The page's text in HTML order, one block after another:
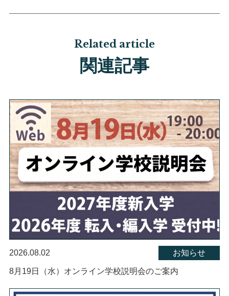
Related article
関連記事
2026.08.02 お知らせ
8月19日（水）オンライン学校説明会のご案内